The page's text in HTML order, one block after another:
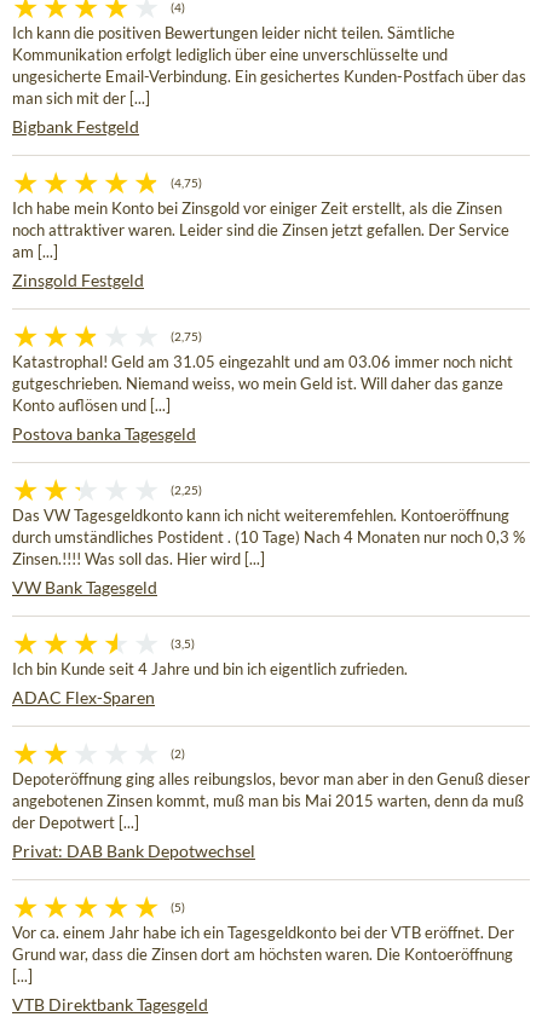
(4)
Ich kann die positiven Bewertungen leider nicht teilen. Sämtliche
Kommunikation erfolgt lediglich über eine unverschlüsselte und
ungesicherte Email-Verbindung. Ein gesichertes Kunden-Postfach über das
man sich mit der [...]
Bigbank Festgeld
(4,75)
Ich habe mein Konto bei Zinsgold vor einiger Zeit erstellt, als die Zinsen
noch attraktiver waren. Leider sind die Zinsen jetzt gefallen. Der Service
am [...]
Zinsgold Festgeld
(2,75)
Katastrophal! Geld am 31.05 eingezahlt und am 03.06 immer noch nicht
gutgeschrieben. Niemand weiss, wo mein Geld ist. Will daher das ganze
Konto auflösen und [...]
Postova banka Tagesgeld
(2,25)
Das VW Tagesgeldkonto kann ich nicht weiteremfehlen. Kontoeröffnung
durch umständliches Postident . (10 Tage) Nach 4 Monaten nur noch 0,3 %
Zinsen.!!!! Was soll das. Hier wird [...]
VW Bank Tagesgeld
(3,5)
Ich bin Kunde seit 4 Jahre und bin ich eigentlich zufrieden.
ADAC Flex-Sparen
(2)
Depoteröffnung ging alles reibungslos, bevor man aber in den Genuß dieser
angebotenen Zinsen kommt, muß man bis Mai 2015 warten, denn da muß
der Depotwert [...]
Privat: DAB Bank Depotwechsel
(5)
Vor ca. einem Jahr habe ich ein Tagesgeldkonto bei der VTB eröffnet. Der
Grund war, dass die Zinsen dort am höchsten waren. Die Kontoeröffnung
[...]
VTB Direktbank Tagesgeld